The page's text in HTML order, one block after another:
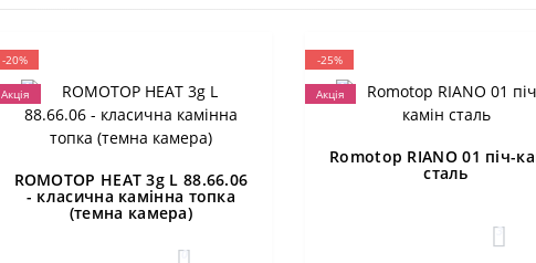
-20%
Акція
ROMOTOP HEAT 3g L 88.66.06
- класична камінна топка
(темна камера)
0
-25%
Акція
Romotop RIANO 01 піч-
сталь
3